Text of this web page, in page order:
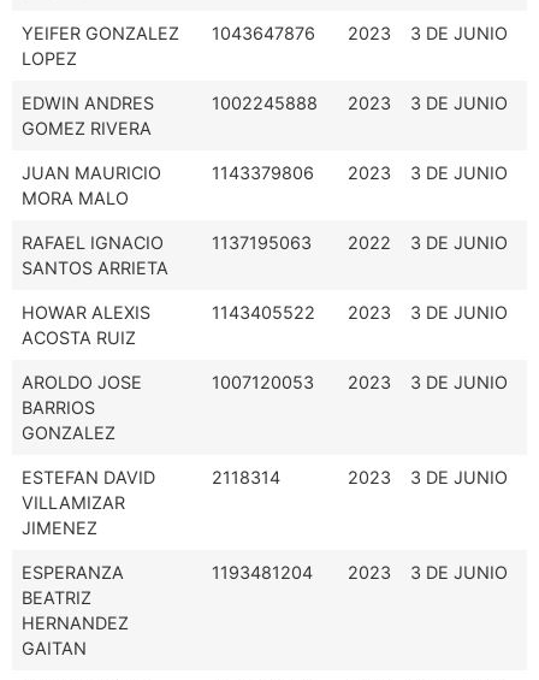
YEIFER GONZALEZ
LOPEZ
1043647876 2023 3 DE JUNIO
EDWIN ANDRES
GOMEZ RIVERA
1002245888 2023 3 DE JUNIO
JUAN MAURICIO
MORA MALO
1143379806 2023 3 DE JUNIO
RAFAEL IGNACIO
SANTOS ARRIETA
1137195063 2022 3 DE JUNIO
HOWAR ALEXIS
ACOSTA RUIZ
1143405522 2023 3 DE JUNIO
AROLDO JOSE
BARRIOS
GONZALEZ
1007120053 2023 3 DE JUNIO
ESTEFAN DAVID
VILLAMIZAR
JIMENEZ
2118314 2023 3 DE JUNIO
ESPERANZA
BEATRIZ
HERNANDEZ
GAITAN
1193481204 2023 3 DE JUNIO